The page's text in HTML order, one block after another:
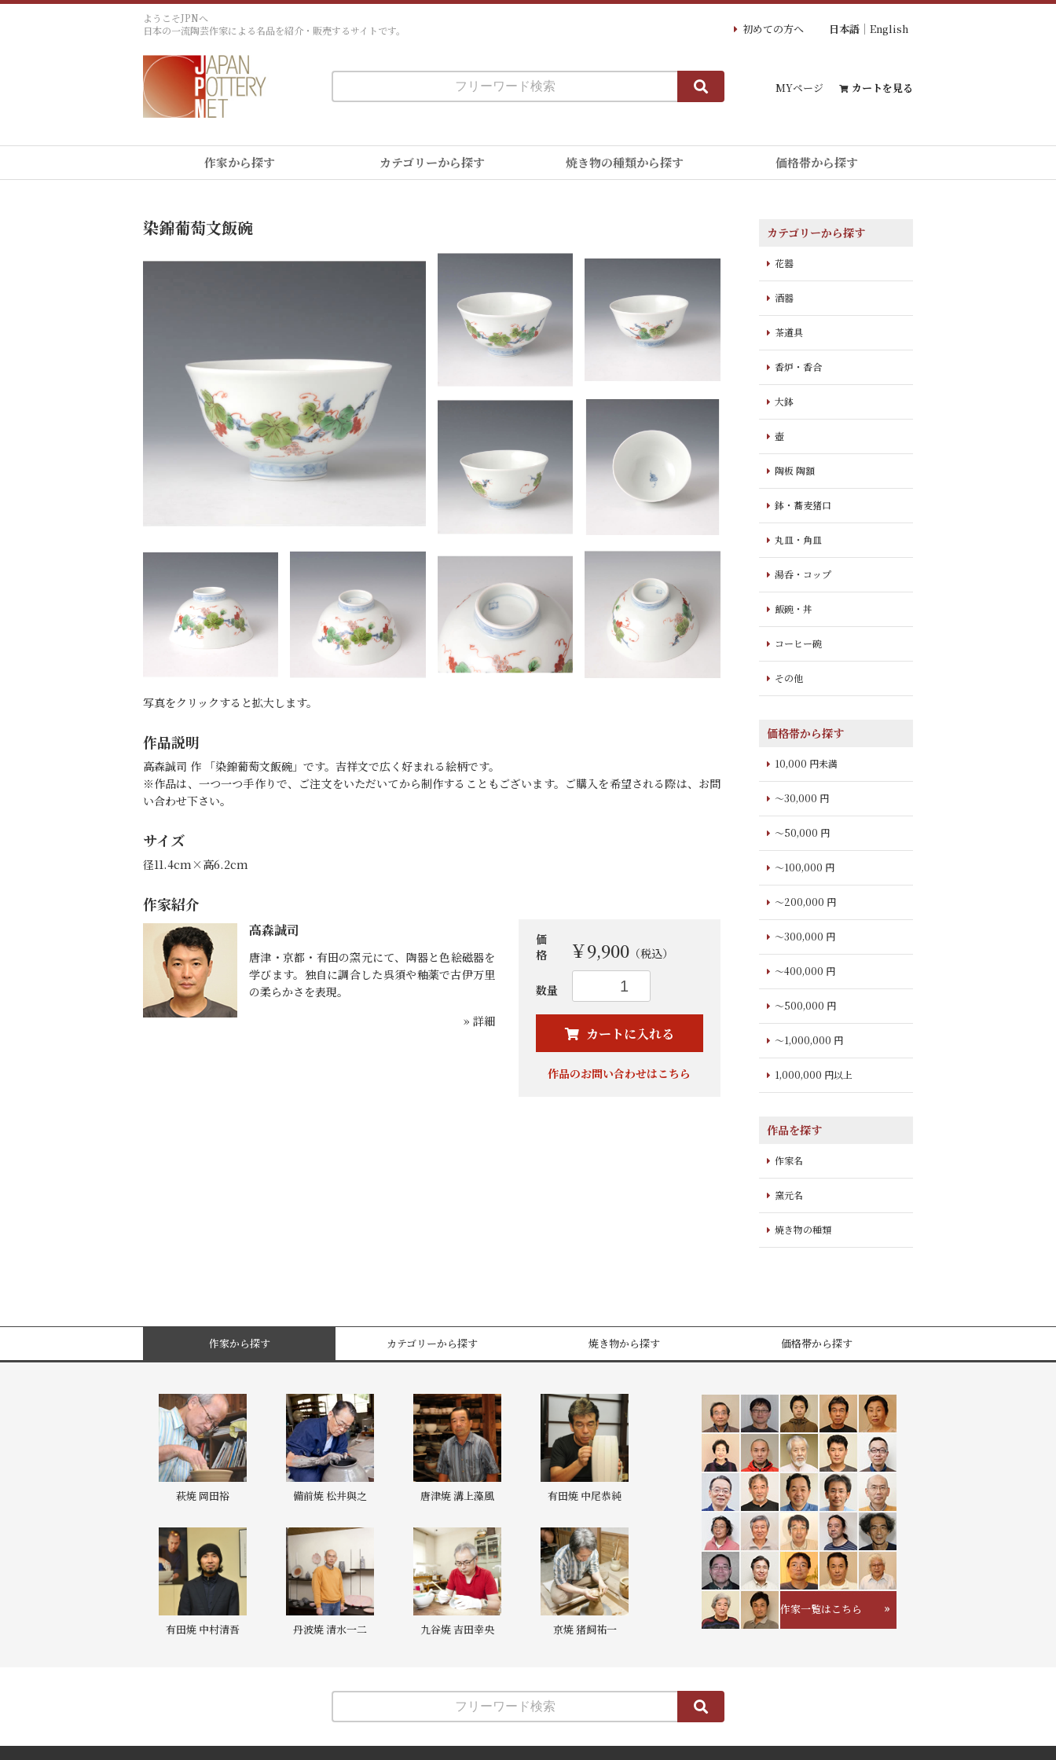
ようこそJPNへ
日本の一流陶芸作家による名品を紹介・販売するサイトです。
初めての方へ 日本語 English
MYページ カートを見る
作家から探す カテゴリーから探す 焼き物の種類から探す 価格帯から探す
染錦葡萄文飯碗
写真をクリックすると拡大します。
作品説明
高森誠司 作 「染錦葡萄文飯碗」です。吉祥文で広く好まれる絵柄です。
※作品は、一つ一つ手作りで、ご注文をいただいてから制作することもございます。ご購入を希望される際は、お問
い合わせ下さい。
サイズ
径11.4cm×高6.2cm
作家紹介
高森誠司
唐津・京都・有田の窯元にて、陶器と色絵磁器を
学びます。独自に調合した呉須や釉薬で古伊万里
の柔らかさを表現。
» 詳細
価
格
￥9,900（税込）
数量
カートに入れる
お買い物を続ける カートへ進む
作品のお問い合わせはこちら
カテゴリーから探す
花器
酒器
茶道具
香炉・香合
大鉢
壺
陶板 陶額
鉢・蕎麦猪口
丸皿・角皿
湯呑・コップ
飯碗・丼
コーヒー碗
その他
価格帯から探す
10,000 円未満
～30,000 円
～50,000 円
～100,000 円
～200,000 円
～300,000 円
～400,000 円
～500,000 円
～1,000,000 円
1,000,000 円以上
作品を探す
作家名
窯元名
焼き物の種類
作家から探す カテゴリーから探す 焼き物から探す 価格帯から探す
萩焼 岡田裕 備前焼 松井與之 唐津焼 溝上藻風 有田焼 中尾恭純
有田焼 中村清吾 丹波焼 清水一二 九谷焼 吉田幸央 京焼 猪飼祐一
作家一覧はこちら